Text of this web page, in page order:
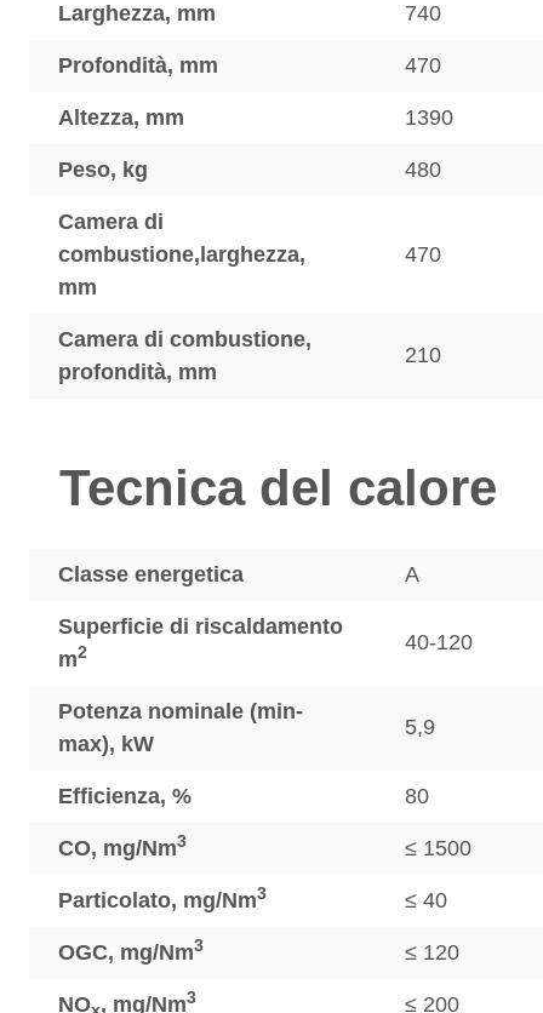
Larghezza, mm 740
Profondità, mm 470
Altezza, mm 1390
Peso, kg 480
Camera di
combustione,larghezza,
mm
470
Camera di combustione,
profondità, mm
210
Tecnica del calore
Classe energetica A
Superficie di riscaldamento
m2 40-120
Potenza nominale (min-
max), kW
5,9
Efficienza, % 80
CO, mg/Nm3 ≤ 1500
Particolato, mg/Nm3 ≤ 40
OGC, mg/Nm3 ≤ 120
NO , mg/Nm3 ≤ 200